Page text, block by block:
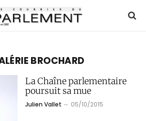
BROCHARD
La Chaîne parlementaire
poursuit sa mue
Julien Vallet 05/10/2015